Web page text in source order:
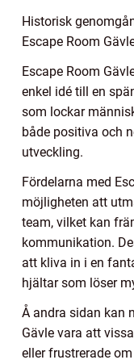
Historisk
Escape Room
Escape Room
enkel idé till en
som lockar
både positiva och
utveckling.
Fördelarna med
möjligheten att
team, vilket kan
kommunikation.
att kliva in i en
hjältar som löser
Å andra sidan kan
Gävle vara att
eller frustrerade